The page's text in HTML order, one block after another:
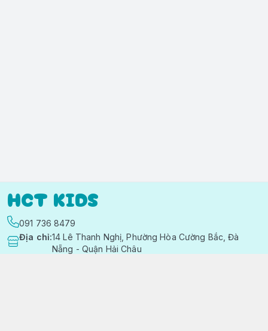
HCT KIDS
091 736 8479
Địa chỉ:14 Lê Thanh Nghị, Phường Hòa Cường Bắc, Đà
Nẵng - Quận Hải Châu